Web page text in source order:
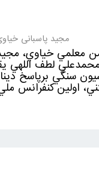
مجید پاسبانی
معلمي خياوي،
لطف اللهي
سنگي برپاسخ
اولين كنفرانس